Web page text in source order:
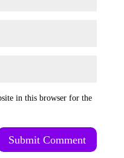
in this browser for the
Submit Comment